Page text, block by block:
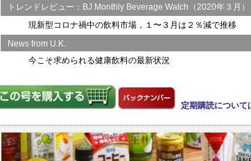
トレンドレビュー：BJ Monthly Beverage Watch（2020年３月）
現新型コロナ禍中の飲料市場，１〜３月は２％減で推移
News from U.K.
今こそ求められる健康飲料の最新状況
定期購読につい